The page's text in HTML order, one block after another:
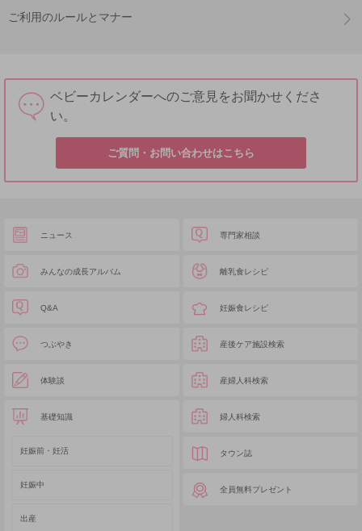
ご利用のルールとマナー
ベビーカレンダーへのご意見をお聞かせくださ
い。
ご質問・お問い合わせはこちら
ニュース
みんなの成長アルバム
Q&A
つぶやき
体験談
基礎知識
妊娠前・妊活
妊娠中
出産
専門家相談
離乳食レシピ
妊娠食レシピ
産後ケア施設検索
産婦人科検索
婦人科検索
タウン誌
全員無料プレゼント